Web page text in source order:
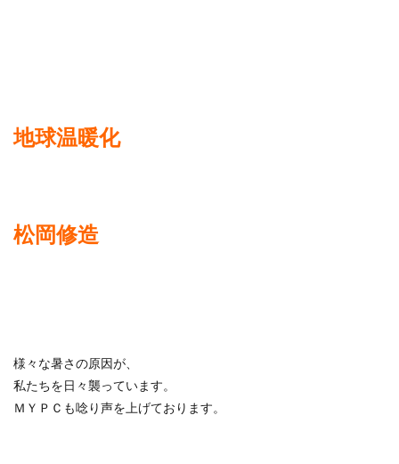
地球温暖化
松岡修造
様々な暑さの原因が、
私たちを日々襲っています。
ＭＹＰＣも唸り声を上げております。